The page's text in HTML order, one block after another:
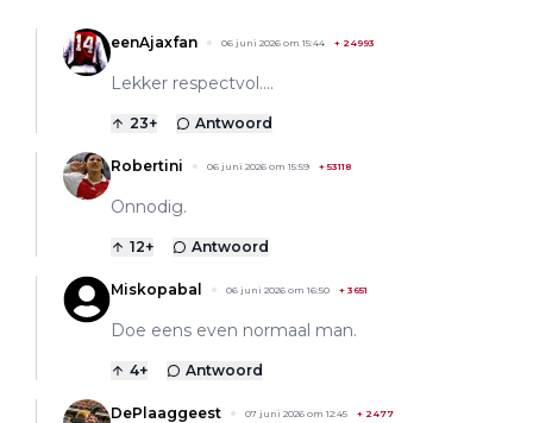
eenAjaxfan 06 juni 2026 om 15:44 + 24993
Lekker respectvol....
23+ Antwoord
Robertini 06 juni 2026 om 15:59 + 53118
Onnodig.
12+ Antwoord
Miskopabal 06 juni 2026 om 16:50 + 3651
Doe eens even normaal man.
4+ Antwoord
DePlaaggeest 07 juni 2026 om 12:45 + 2477